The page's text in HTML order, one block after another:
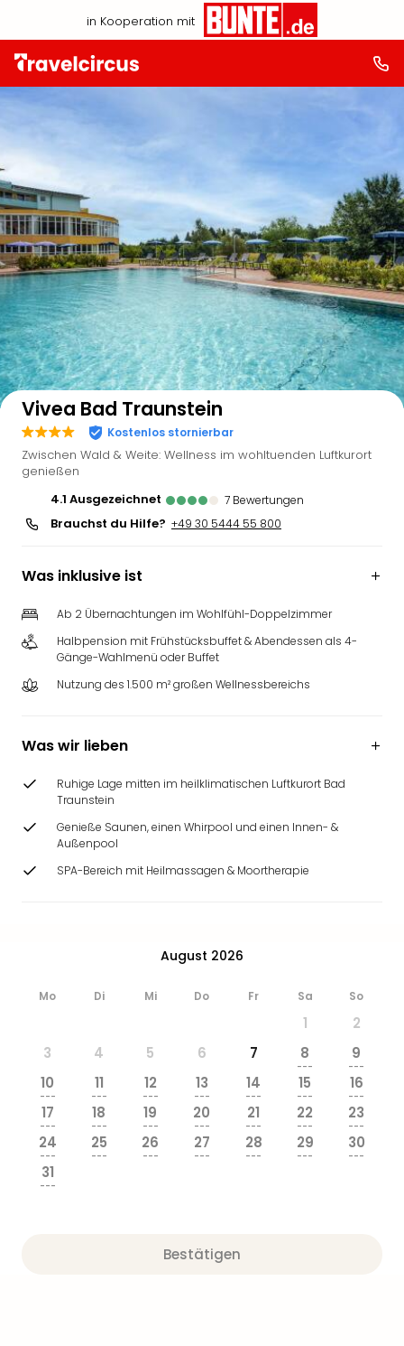
in Kooperation mit
Auf der Karte anzeigen
Vivea Bad Traunstein
Kostenlos stornierbar
Zwischen Wald & Weite: Wellness im wohltuenden Luftkurort
genießen
4.1
ausgezeichnet 7 Bewertungen
Brauchst du Hilfe? +49 30 5444 55 800
Was inklusive ist
Ab 2 Übernachtungen im Wohlfühl-Doppelzimmer
Halbpension mit Frühstücksbuffet & Abendessen als 4-
Gänge-Wahlmenü oder Buffet
Nutzung des 1.500 m² großen Wellnessbereichs
Was wir lieben
Ruhige Lage mitten im heilklimatischen Luftkurort Bad
Traunstein
Genieße Saunen, einen Whirpool und einen Innen- &
Außenpool
SPA-Bereich mit Heilmassagen & Moortherapie
August 2026
Mo Di Mi Do Fr Sa So
1
2
3
4 5 6 7 8
---
9
---
10
---
11
---
12
---
13
---
14
---
15
---
16
---
17
---
18
---
19
---
20
---
21
---
22
---
23
---
24
---
25
---
26
---
27
---
28
---
29
---
30
---
31
---
Bestätigen